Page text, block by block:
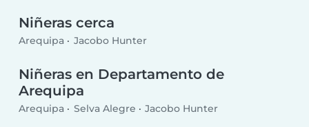
Niñeras cerca
Arequipa Jacobo Hunter
Niñeras en Departamento de
Arequipa
Arequipa Selva Alegre Jacobo Hunter